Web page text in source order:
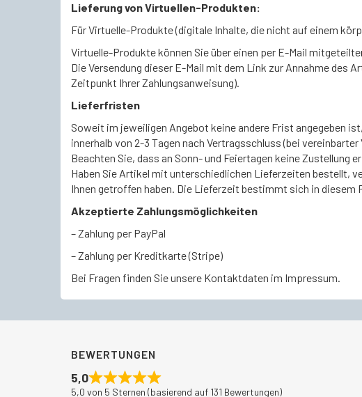
Lieferung von Virtuellen-Produkten:
Für Virtuelle-Produkte (digitale Inhalte, die nicht auf einem
Virtuelle-Produkte können Sie über einen per E-Mail
Die Versendung dieser E-Mail mit dem Link zur Annahme des
Zeitpunkt Ihrer Zahlungsanweisung).
Lieferfristen
Soweit im jeweiligen Angebot keine andere Frist angegeben
innerhalb von 2-3 Tagen nach Vertragsschluss (bei
Beachten Sie, dass an Sonn- und Feiertagen keine Zustellung
Haben Sie Artikel mit unterschiedlichen Lieferzeiten bestellt,
Ihnen getroffen haben. Die Lieferzeit bestimmt sich in diesem
Akzeptierte Zahlungsmöglichkeiten
– Zahlung per PayPal
– Zahlung per Kreditkarte (Stripe)
Bei Fragen finden Sie unsere Kontaktdaten im Impressum.
BEWERTUNGEN
5,0
5,0 von 5 Sternen (basierend auf 131 Bewertungen)